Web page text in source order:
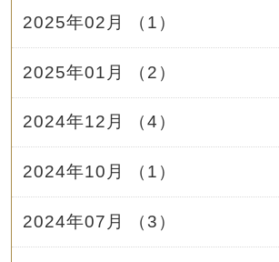
2025年02月 （1）
2025年01月 （2）
2024年12月 （4）
2024年10月 （1）
2024年07月 （3）